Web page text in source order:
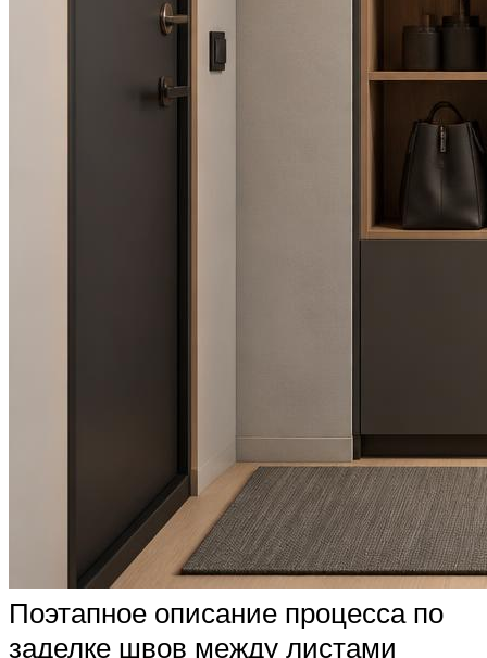
Поэтапное описание процесса по
заделке швов между листами